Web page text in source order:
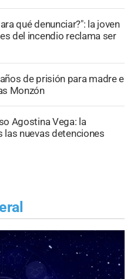
qué denunciar?": la joven
del incendio reclama ser
de prisión para madre e
Monzón
Agostina Vega: la
las nuevas detenciones